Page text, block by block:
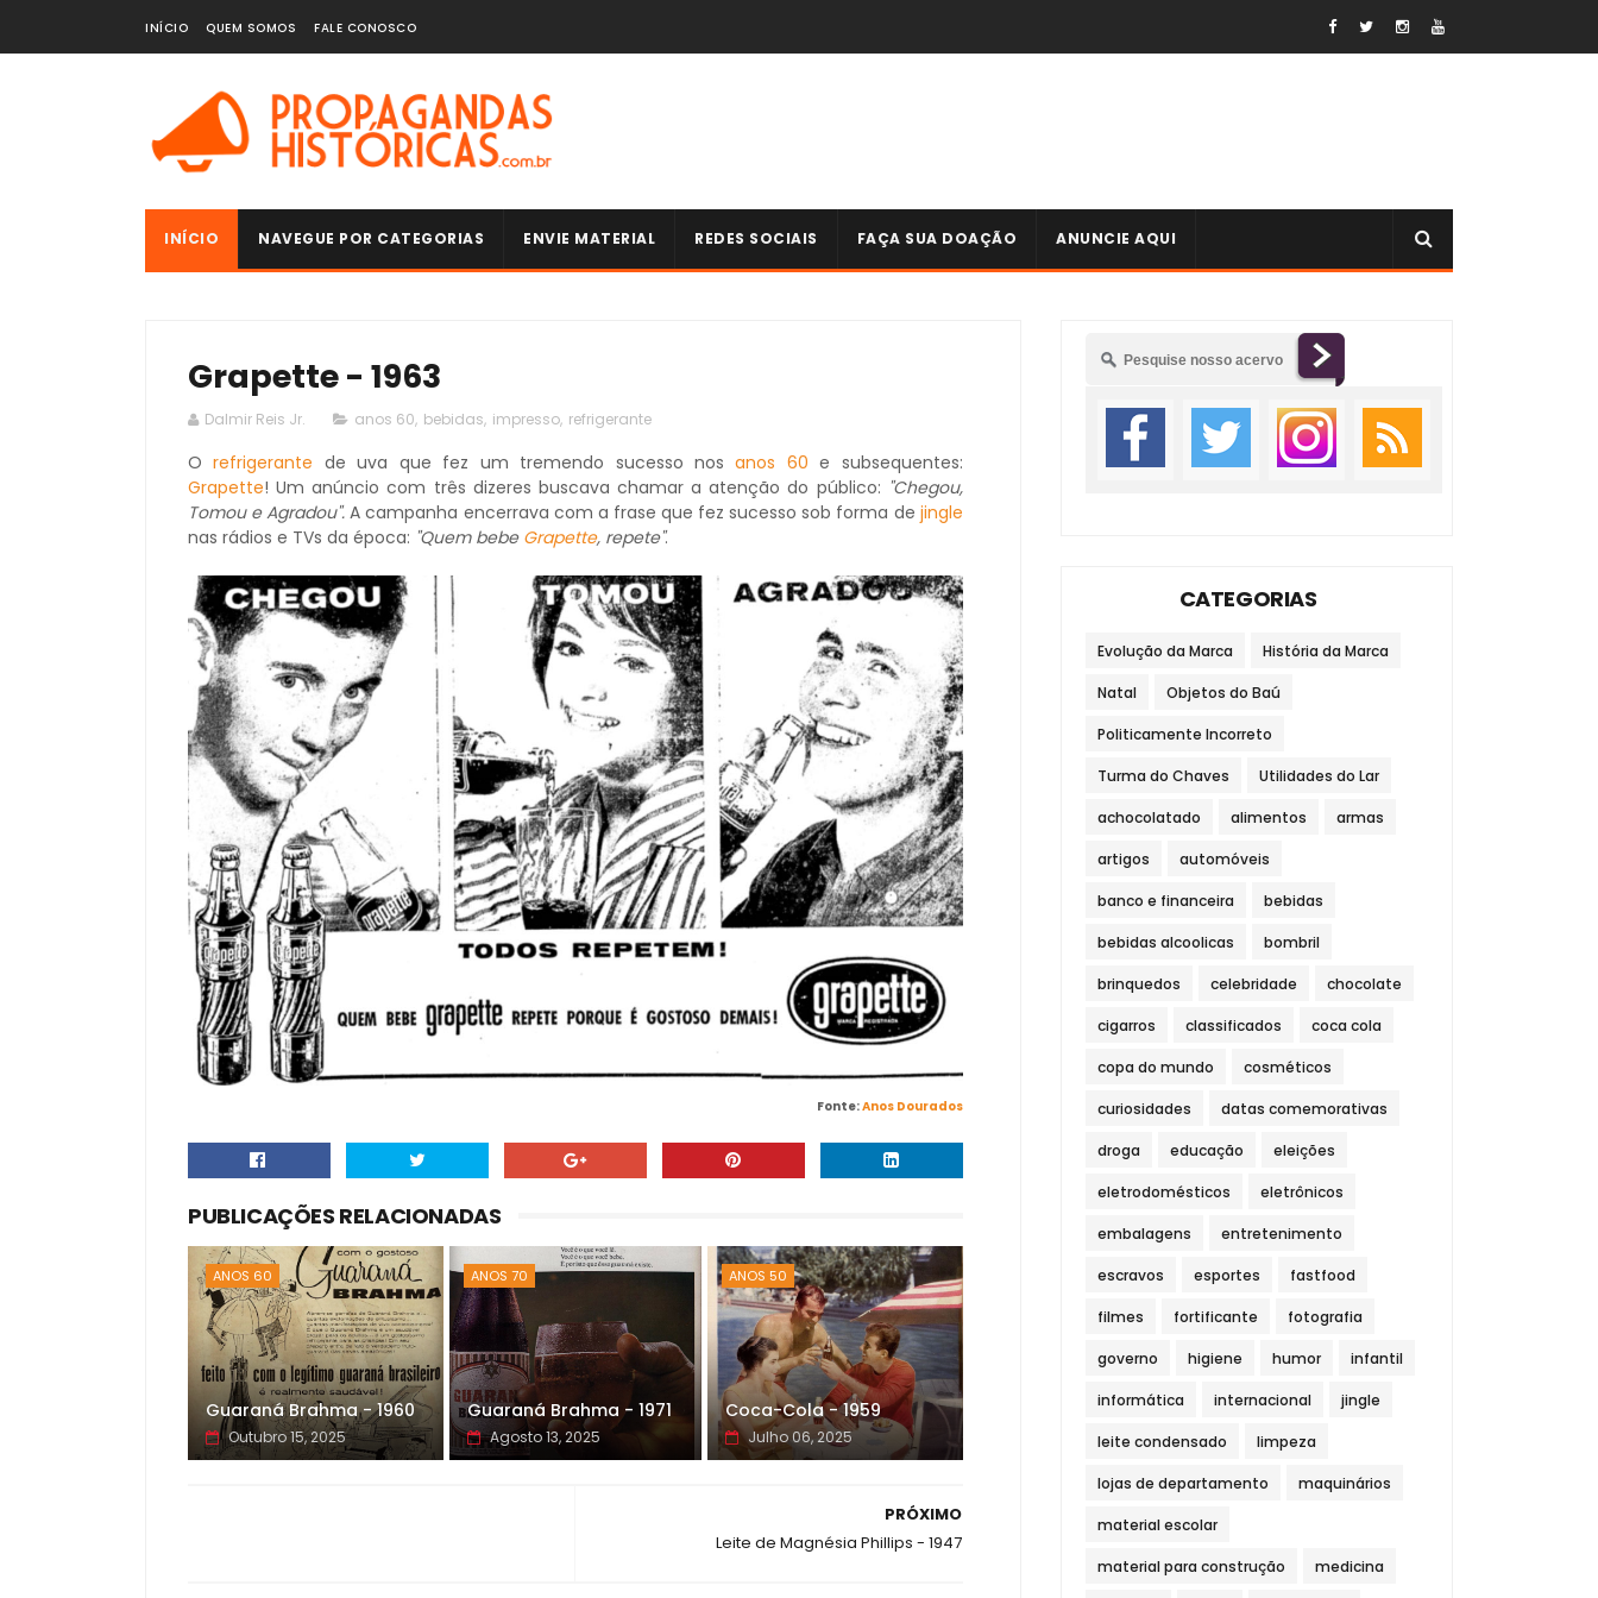
INÍCIO QUEM SOMOS FALE CONOSCO
INÍCIO NAVEGUE POR CATEGORIAS ENVIE MATERIAL REDES SOCIAIS FAÇA SUA DOAÇÃO ANUNCIE AQUI
Grapette - 1963
Dalmir Reis Jr. anos 60, bebidas, impresso, refrigerante
Orefrigerante de uva que fez um tremendo sucesso nosanos 60 e subsequentes:
Grapette! Um anúncio com três dizeres buscava chamar a atenção do público: "Chegou,
Tomou e Agradou". A campanha encerrava com a frase que fez sucesso sob forma de jingle
nas rádios e TVs da época: "Quem bebe Grapette, repete".
Fonte:Anos Dourados
PUBLICAÇÕES RELACIONADAS
ANOS 60
Guaraná Brahma - 1960
Outubro 15, 2025
ANOS 70
Guaraná Brahma - 1971
Agosto 13, 2025
ANOS 50
Coca-Cola - 1959
Julho 06, 2025
PRÓXIMO
Leite de Magnésia Phillips - 1947
CATEGORIAS
Evolução da Marca História da Marca
Natal Objetos do Baú
Politicamente Incorreto
Turma do Chaves Utilidades do Lar
achocolatado alimentos armas
artigos automóveis
banco e financeira bebidas
bebidas alcoolicas bombril
brinquedos celebridade chocolate
cigarros classificados coca cola
copa do mundo cosméticos
curiosidades datas comemorativas
droga educação eleições
eletrodomésticos eletrônicos
embalagens entretenimento
escravos esportes fastfood
filmes fortificante fotografia
governo higiene humor infantil
informática internacional jingle
leite condensado limpeza
lojas de departamento maquinários
material escolar
material para construção medicina